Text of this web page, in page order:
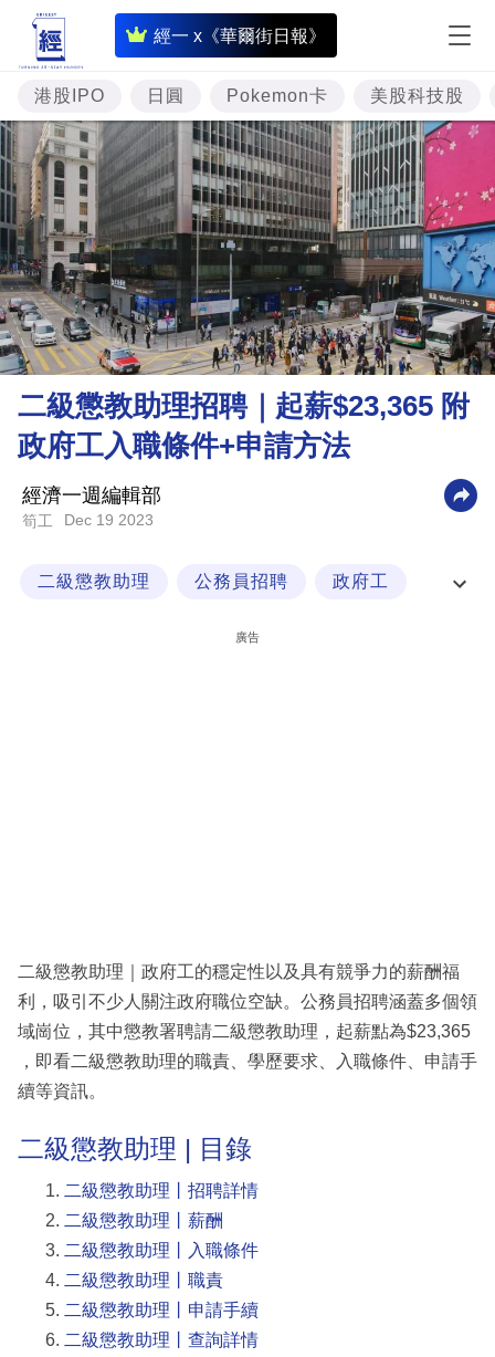
經一 x《華爾街日報》
即
時
財
經
專
題
投
資
樓
市
理
財
商
業
科
區
港股IPO 日圓 Pokemon卡 美股科技股
二級懲教助理招聘｜起薪$23,365 附
政府工入職條件+申請方法
經濟一週編輯部
筍工 Dec 19 2023
二級懲教助理 公務員招聘 政府工
廣告
二級懲教助理｜政府工的穩定性以及具有競爭力的薪酬福
利，吸引不少人關注政府職位空缺。公務員招聘涵蓋多個領
域崗位，其中懲教署聘請二級懲教助理，起薪點為$23,365
，即看二級懲教助理的職責、學歷要求、入職條件、申請手
續等資訊。
二級懲教助理 | 目錄
二級懲教助理丨招聘詳情
二級懲教助理丨薪酬
二級懲教助理丨入職條件
二級懲教助理丨職責
二級懲教助理丨申請手續
二級懲教助理丨查詢詳情